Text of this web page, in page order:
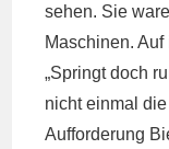
sehen. Sie
Maschinen.
„Springt doch
nicht einmal
Aufforderung